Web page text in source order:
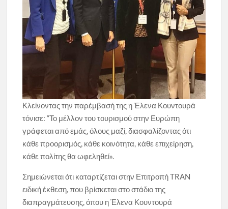
Κλείνοντας την παρέμβασή της η Έλενα Κουντουρά
τόνισε: “Το μέλλον του τουρισμού στην Ευρώπη
γράφεται από εμάς, όλους μαζί, διασφαλίζοντας ότι
κάθε προορισμός, κάθε κοινότητα, κάθε επιχείρηση,
κάθε πολίτης θα ωφεληθεί».
Σημειώνεται ότι καταρτίζεται στην Επιτροπή TRAN
ειδική έκθεση, που βρίσκεται στο στάδιο της
διαπραγμάτευσης, όπου η Έλενα Κουντουρά